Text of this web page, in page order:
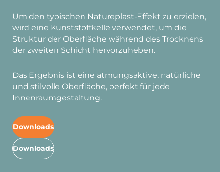
Um den typischen Natureplast-Effekt zu erzielen,
wird eine Kunststoffkelle verwendet, um die
Struktur der Oberfläche während des Trocknens
der zweiten Schicht hervorzuheben.
Das Ergebnis ist eine atmungsaktive, natürliche
und stilvolle Oberfläche, perfekt für jede
Innenraumgestaltung.
Downloads
Downloads